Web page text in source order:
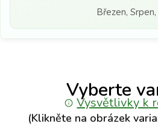
Březen,
Vyberte
Vysvětlivky k
(Klikněte na obrázek